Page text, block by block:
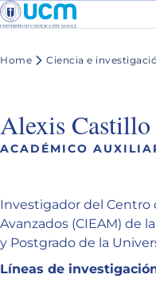
Home Ciencia e
Alexis
ACADÉMICO
Investigador del
Avanzados (CIEAM) de
y Postgrado de la
Líneas de